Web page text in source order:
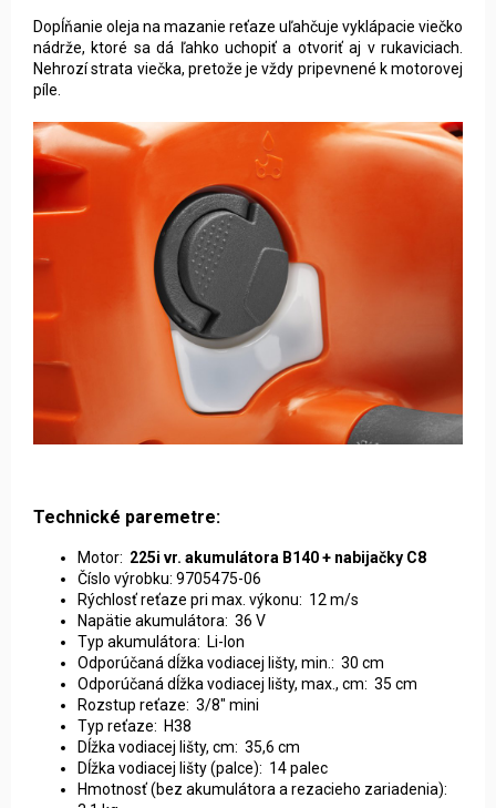
Dopĺňanie oleja na mazanie reťaze uľahčuje vyklápacie viečko
nádrže, ktoré sa dá ľahko uchopiť a otvoriť aj v rukaviciach.
Nehrozí strata viečka, pretože je vždy pripevnené k motorovej
píle.
Technické paremetre:
Motor: 225i vr. akumulátora B140 + nabijačky C8
Číslo výrobku: 9705475-06
Rýchlosť reťaze pri max. výkonu: 12 m/s
Napätie akumulátora: 36 V
Typ akumulátora: Li-Ion
Odporúčaná dĺžka vodiacej lišty, min.: 30 cm
Odporúčaná dĺžka vodiacej lišty, max., cm: 35 cm
Rozstup reťaze: 3/8" mini
Typ reťaze: H38
Dĺžka vodiacej lišty, cm: 35,6 cm
Dĺžka vodiacej lišty (palce): 14 palec
Hmotnosť (bez akumulátora a rezacieho zariadenia):